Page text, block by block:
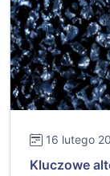
16 lutego
Kluczowe